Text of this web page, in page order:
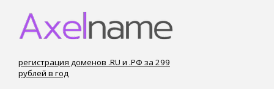
регистрация доменов .RU и .РФ за 299
рублей в год